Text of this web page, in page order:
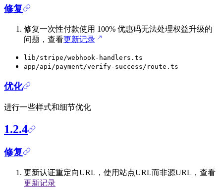
修复
修复一次性付款使用 100% 优惠码无法处理权益升级的
问题，查看更新记录
lib/stripe/webhook-handlers.ts
app/api/payment/verify-success/route.ts
优化
进行一些样式和细节优化
1.2.4
修复
更新认证重定向URL，使用站点URL而非源URL，查看
更新记录